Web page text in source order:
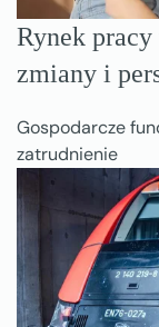
Rynek
zmiany i
Gospodarcze
zatrudnienie